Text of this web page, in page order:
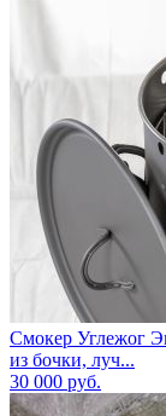
Смокер Углежог
из бочки, луч...
30 000 руб.